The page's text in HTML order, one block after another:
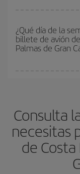
precio según tus
asegura el vuelo más
¿Qué día de la
billete de avión
Palmas de Gran
avión más baratos te
las fechas y los
el precio más
Consulta
necesitas
de Costa